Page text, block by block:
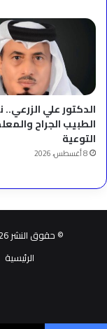
الدكتور علي
الطبيب الجراح
التوعية
8 أغسطس، 2026
© حقوق النشر 2026، جميع الحقوق محفوظة لمجلة الفن |
الرئيسية